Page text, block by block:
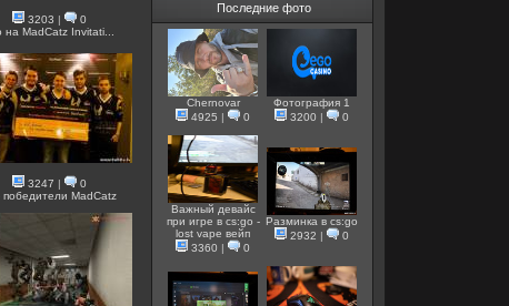
3203 |
0
на MadCatz Invitati...
3247 |
0
победители MadCatz
Последние фото
Chernovar
4925 | 0
Фотография 1
3200 | 0
Важный девайс
при игре в cs:go -
lost vape вейп
3360 | 0
Разминка в cs:go
2932 | 0